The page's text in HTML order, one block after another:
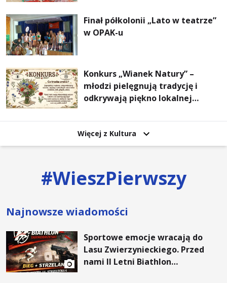
Finał półkolonii „Lato w teatrze”
w OPAK-u
Konkurs „Wianek Natury” –
młodzi pielęgnują tradycję i
odkrywają piękno lokalnej
Więcej z Kultura
#WieszPierwszy
Najnowsze wiadomości
Sportowe emocje wracają do
Lasu Zwierzynieckiego. Przed
nami II Letni Biathlon